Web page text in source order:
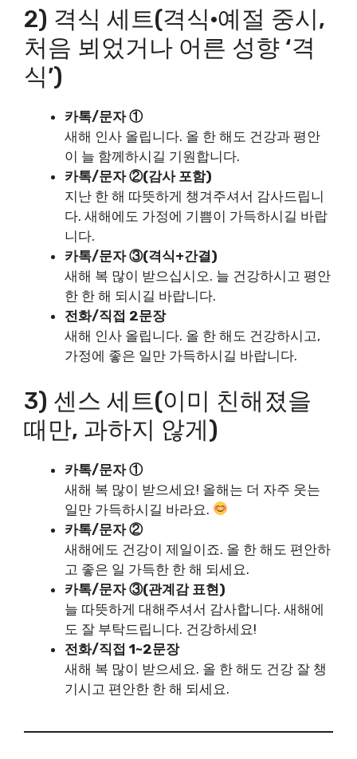
2) 격식 세트(격식·예절 중시,
처음 뵈었거나 어른 성향 ‘격
식’)
카톡/문자 ①
새해 인사 올립니다. 올 한 해도 건강과 평안
이 늘 함께하시길 기원합니다.
카톡/문자 ②(감사 포함)
지난 한 해 따뜻하게 챙겨주셔서 감사드립니
다. 새해에도 가정에 기쁨이 가득하시길 바랍
니다.
카톡/문자 ③(격식+간결)
새해 복 많이 받으십시오. 늘 건강하시고 평안
한 한 해 되시길 바랍니다.
전화/직접 2문장
새해 인사 올립니다. 올 한 해도 건강하시고,
가정에 좋은 일만 가득하시길 바랍니다.
3) 센스 세트(이미 친해졌을
때만, 과하지 않게)
카톡/문자 ①
새해 복 많이 받으세요! 올해는 더 자주 웃는
일만 가득하시길 바라요.
카톡/문자 ②
새해에도 건강이 제일이죠. 올 한 해도 편안하
고 좋은 일 가득한 한 해 되세요.
카톡/문자 ③(관계감 표현)
늘 따뜻하게 대해주셔서 감사합니다. 새해에
도 잘 부탁드립니다. 건강하세요!
전화/직접 1~2문장
새해 복 많이 받으세요. 올 한 해도 건강 잘 챙
기시고 편안한 한 해 되세요.